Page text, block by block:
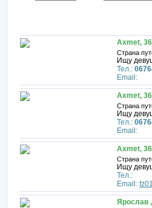
Axmet, 36
Страна
Ищу
Тел.:
Email:
Axmet, 36
Страна
Ищу
Тел.:
Email:
Axmet, 36
Страна
Ищу
Тел.:
Email:
Ярослав